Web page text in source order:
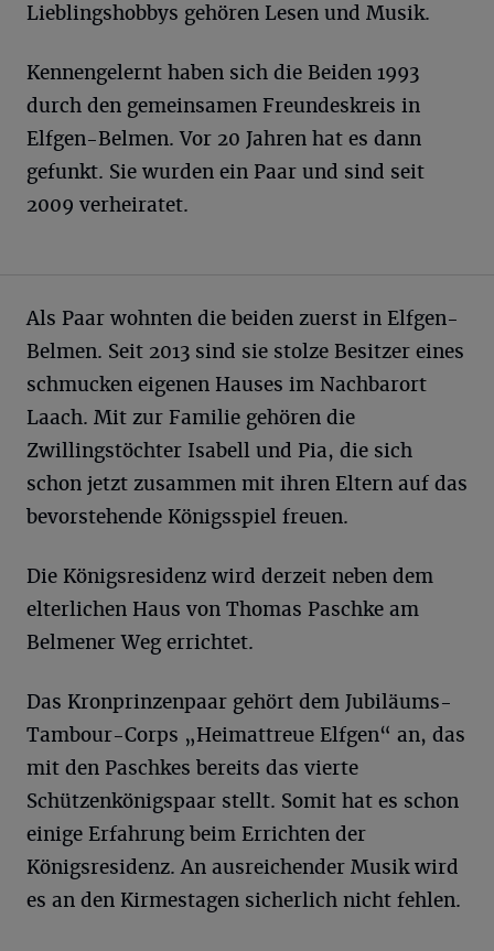
Lieblingshobbys gehören Lesen und Musik.
Kennengelernt haben sich die Beiden 1993
durch den gemeinsamen Freundeskreis in
Elfgen-Belmen. Vor 20 Jahren hat es dann
gefunkt. Sie wurden ein Paar und sind seit
2009 verheiratet.
Als Paar wohnten die beiden zuerst in Elfgen-
Belmen. Seit 2013 sind sie stolze Besitzer eines
schmucken eigenen Hauses im Nachbarort
Laach. Mit zur Familie gehören die
Zwillingstöchter Isabell und Pia, die sich
schon jetzt zusammen mit ihren Eltern auf das
bevorstehende Königsspiel freuen.
Die Königsresidenz wird derzeit neben dem
elterlichen Haus von Thomas Paschke am
Belmener Weg errichtet.
Das Kronprinzenpaar gehört dem Jubiläums-
Tambour-Corps „Heimattreue Elfgen“ an, das
mit den Paschkes bereits das vierte
Schützenkönigspaar stellt. Somit hat es schon
einige Erfahrung beim Errichten der
Königsresidenz. An ausreichender Musik wird
es an den Kirmestagen sicherlich nicht fehlen.